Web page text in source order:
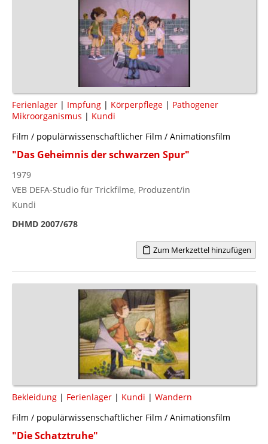
Ferienlager | Impfung | Körperpflege | Pathogener
Mikroorganismus | Kundi
Film / populärwissenschaftlicher Film / Animationsfilm
"Das Geheimnis der schwarzen Spur"
1979
VEB DEFA-Studio für Trickfilme, Produzent/in
Kundi
DHMD 2007/678
Zum Merkzettel hinzufügen
Bekleidung | Ferienlager | Kundi | Wandern
Film / populärwissenschaftlicher Film / Animationsfilm
"Die Schatztruhe"